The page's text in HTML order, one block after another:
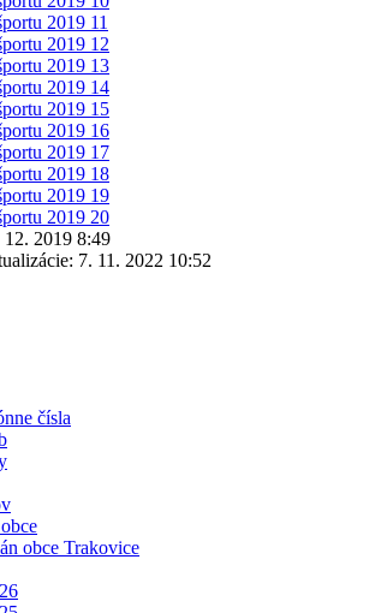
12. 2019 8:49
7. 11. 2022 10:52
čísla
obce Trakovice